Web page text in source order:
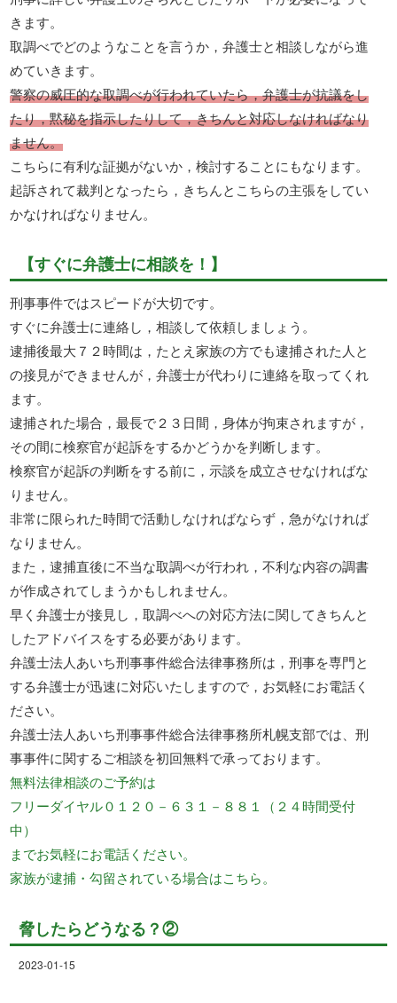
きます。
取調べでどのようなことを言うか，弁護士と相談しながら進
めていきます。
警察の威圧的な取調べが行われていたら，弁護士が抗議をし
たり，黙秘を指示したりして，きちんと対応しなければなり
ません。
こちらに有利な証拠がないか，検討することにもなります。
起訴されて裁判となったら，きちんとこちらの主張をしてい
かなければなりません。
【すぐに弁護士に相談を！】
刑事事件ではスピードが大切です。
すぐに弁護士に連絡し，相談して依頼しましょう。
逮捕後最大７２時間は，たとえ家族の方でも逮捕された人と
の接見ができませんが，弁護士が代わりに連絡を取ってくれ
ます。
逮捕された場合，最長で２３日間，身体が拘束されますが，
その間に検察官が起訴をするかどうかを判断します。
検察官が起訴の判断をする前に，示談を成立させなければな
りません。
非常に限られた時間で活動しなければならず，急がなければ
なりません。
また，逮捕直後に不当な取調べが行われ，不利な内容の調書
が作成されてしまうかもしれません。
早く弁護士が接見し，取調べへの対応方法に関してきちんと
したアドバイスをする必要があります。
弁護士法人あいち刑事事件総合法律事務所は，刑事を専門と
する弁護士が迅速に対応いたしますので，お気軽にお電話く
ださい。
弁護士法人あいち刑事事件総合法律事務所札幌支部では、刑
事事件に関するご相談を初回無料で承っております。
無料法律相談のご予約は
フリーダイヤル０１２０－６３１－８８１（２４時間受付
中）
までお気軽にお電話ください。
家族が逮捕・勾留されている場合はこちら。
脅したらどうなる？②
2023-01-15